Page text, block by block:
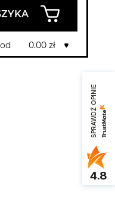
0.00 zł
SPRAWDŹ OPINIE
4.8